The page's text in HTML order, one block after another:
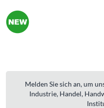
Melden Sie sich an, um
Industrie, Handel,